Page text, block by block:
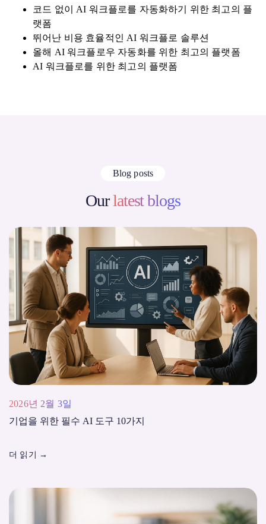
코드 없이 AI 워크플로를 자동화하기 위한 최고의 플
랫폼
뛰어난 비용 효율적인 AI 워크플로 솔루션
올해 AI 워크플로우 자동화를 위한 최고의 플랫폼
AI 워크플로를 위한 최고의 플랫폼
Blog posts
Ourlatest blogs
2026년 2월 3일
기업을 위한 필수 AI 도구 10가지
더 읽기 →